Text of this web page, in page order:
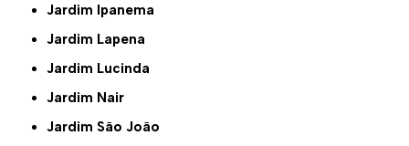
Jardim Ipanema
Jardim Lapena
Jardim Lucinda
Jardim Nair
Jardim São João